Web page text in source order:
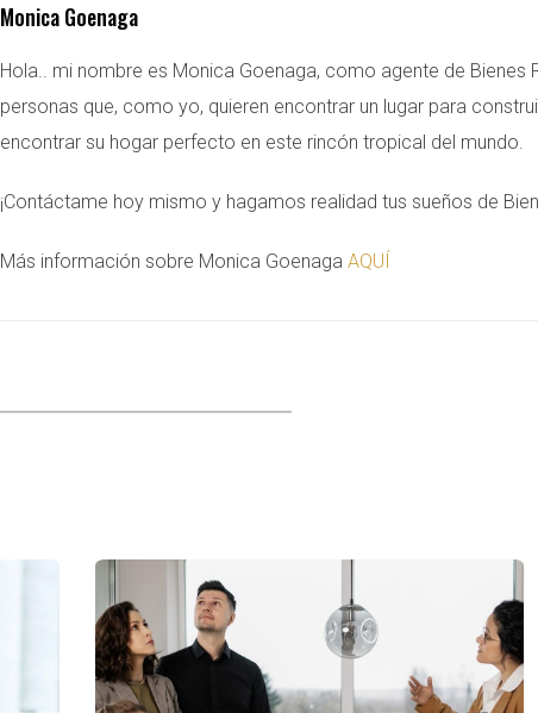
Monica Goenaga
Hola.. mi nombre es Monica Goenaga, como agente de
personas que, como yo, quieren encontrar un lugar para
encontrar su hogar perfecto en este rincón tropical del mundo.
¡Contáctame hoy mismo y hagamos realidad tus sueños de
Más información sobre Monica Goenaga AQUÍ